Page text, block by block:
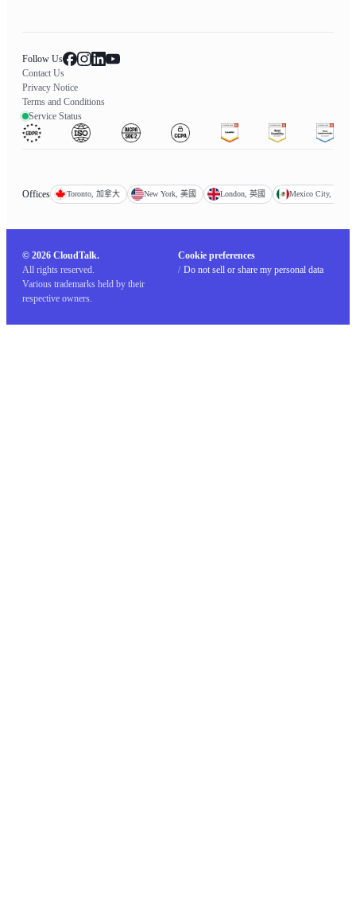
Follow Us
Contact Us
Privacy Notice
Terms and Conditions
Service Status
Offices Toronto, 加拿大 New York, 美國 London, 英國 Mexico City, 墨西
© 2026 CloudTalk.
All rights reserved.
Various trademarks held by their
respective owners.
Cookie preferences
/ Do not sell or share my personal data